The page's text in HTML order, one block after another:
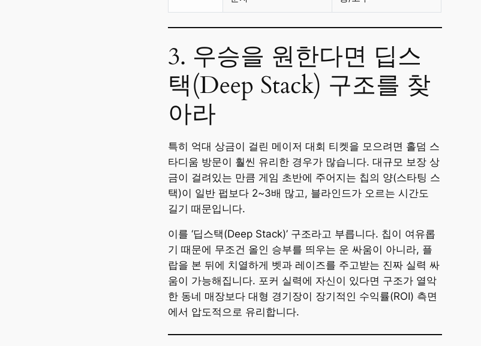
3. 우승을 원한다면 딥스
택(Deep Stack) 구조를 찾
아라
특히 억대 상금이 걸린 메이저 대회 티켓을 모으려면 홀덤 스
타디움 방문이 훨씬 유리한 경우가 많습니다. 대규모 보장 상
금이 걸려있는 만큼 게임 초반에 주어지는 칩의 양(스타팅 스
택)이 일반 펍보다 2~3배 많고, 블라인드가 오르는 시간도
길기 때문입니다.
이를 ‘딥스택(Deep Stack)’ 구조라고 부릅니다. 칩이 여유롭
기 때문에 무조건 올인 승부를 띄우는 운 싸움이 아니라, 플
랍을 본 뒤에 치열하게 벳과 레이즈를 주고받는 진짜 실력 싸
움이 가능해집니다. 포커 실력에 자신이 있다면 구조가 열악
한 동네 매장보다 대형 경기장이 장기적인 수익률(ROI) 측면
에서 압도적으로 유리합니다.